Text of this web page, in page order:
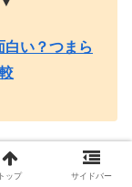
白い？つまら
育成
トップ サイドバー